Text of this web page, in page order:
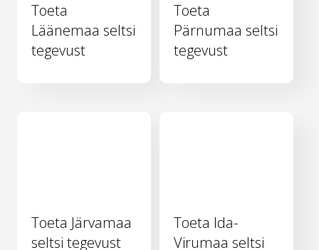
Toeta
Läänemaa seltsi
tegevust
Toeta
Pärnumaa seltsi
tegevust
Toeta Järvamaa
seltsi tegevust
Toeta Ida-
Virumaa seltsi